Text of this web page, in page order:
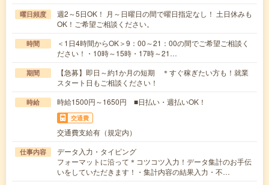
曜日頻度
週2～5日OK！ 月～日曜日の間で曜日指定なし！ 土日休みも
OK！ご希望ご相談ください。
時間
＜1日4時間からOK＞9：00～21：00の間でご希望ご相談く
ださい！・10時～15時・17時～21…
期間
【急募】即日～約1か月の短期 ＊すぐ稼ぎたい方も！就業
スタート日もご相談ください！
時給 時給1500円～1650円 ■日払い・週払いOK！
交通費
交通費支給有（規定内）
仕事内容
データ入力・タイピング
フォーマットに沿って＊コツコツ入力！データ集計のお手伝
いをしていただきます！・集計内容の結果入力・不…